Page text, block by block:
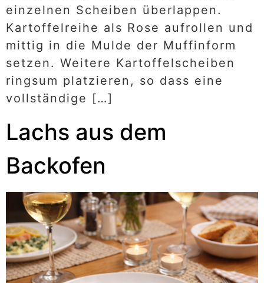
einzelnen Scheiben überlappen.
Kartoffelreihe als Rose aufrollen und
mittig in die Mulde der Muffinform
setzen. Weitere Kartoffelscheiben
ringsum platzieren, so dass eine
vollständige […]
Lachs aus dem
Backofen